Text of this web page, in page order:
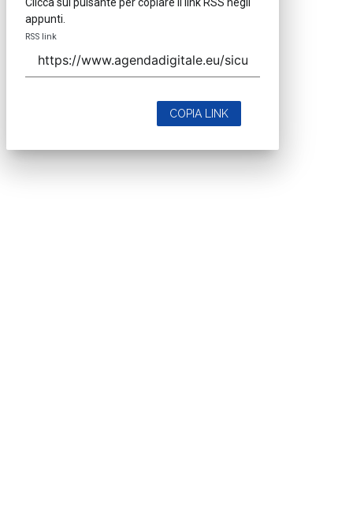
appunti.
RSS link
COPIA LINK